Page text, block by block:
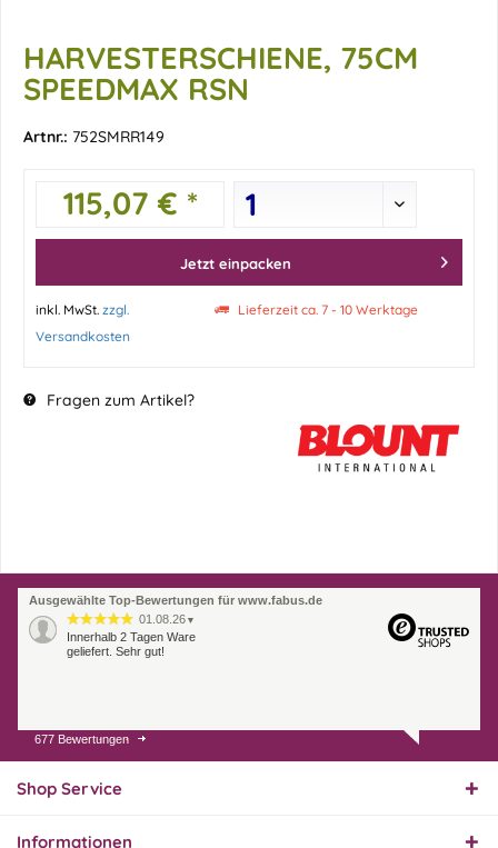
HARVESTERSCHIENE, 75CM
SPEEDMAX RSN
Artnr.: 752SMRR149
115,07 € *
Jetzt einpacken
inkl. MwSt. zzgl.
Versandkosten
Lieferzeit ca. 7 - 10 Werktage
Fragen zum Artikel?
Ausgewählte Top-Bewertungen für www.fabus.de
01.08.26 ▼
Innerhalb 2 Tagen Ware
geliefert. Sehr gut!
31.07.26
Super schnelle Lieferung,
hervorragend. Gerne
677 Bewertungen
Shop Service
Informationen